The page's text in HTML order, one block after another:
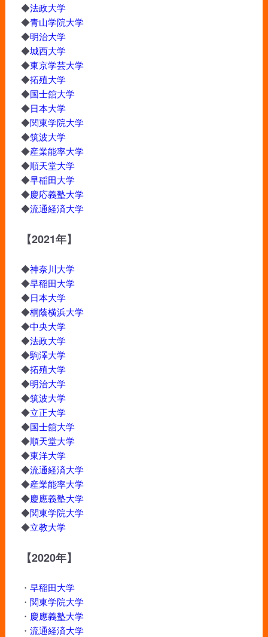
◆法政大学
◆青山学院大学
◆明治大学
◆城西大学
◆東京学芸大学
◆拓殖大学
◆国士舘大学
◆日本大学
◆関東学院大学
◆筑波大学
◆産業能率大学
◆順天堂大学
◆早稲田大学
◆慶応義塾大学
◆流通経済大学
【2021年】
◆神奈川大学
◆早稲田大学
◆日本大学
◆桐蔭横浜大学
◆中央大学
◆法政大学
◆駒澤大学
◆拓殖大学
◆明治大学
◆筑波大学
◆立正大学
◆国士舘大学
◆順天堂大学
◆東洋大学
◆流通経済大学
◆産業能率大学
◆慶應義塾大学
◆関東学院大学
◆立教大学
【2020年】
・ 早稲田大学
・ 関東学院大学
・ 慶應義塾大学
・ 流通経済大学